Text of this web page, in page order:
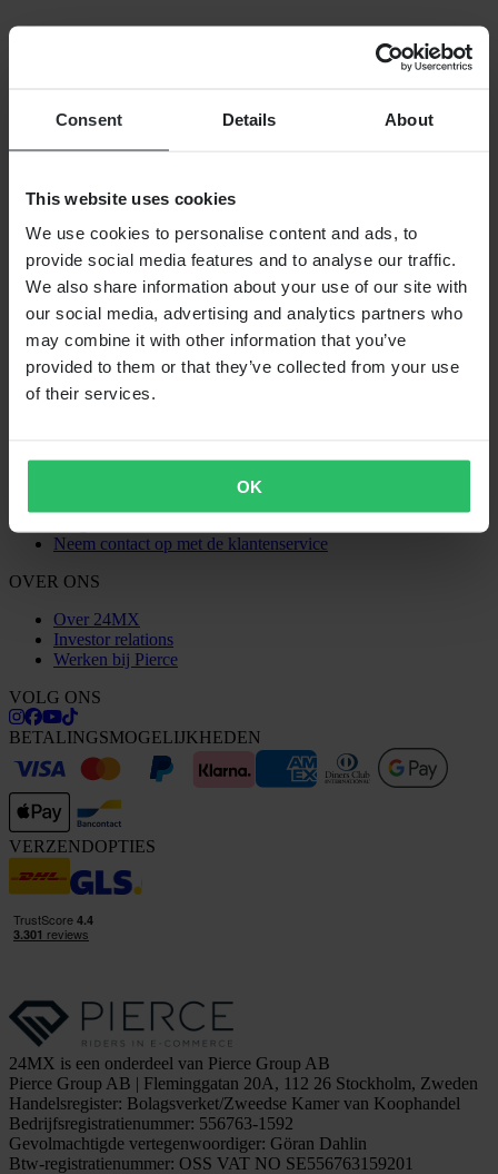
Consent Details About
This website uses cookies
We use cookies to personalise content and ads, to
provide social media features and to analyse our traffic.
We also share information about your use of our site with
our social media, advertising and analytics partners who
may combine it with other information that you’ve
provided to them or that they’ve collected from your use
of their services.
OK
24MX is een onderdeel van Pierce Group AB
Pierce Group AB | Fleminggatan 20A, 112 26 Stockholm, Zweden
Handelsregister: Bolagsverket/Zweedse Kamer van Koophandel
Gevolmachtigde vertegenwoordiger: Göran Dahlin
Btw-registratienummer: OSS VAT NO SE556763159201
SHOPPEN
Algemene Voorwaarden
Privacybeleid
Verzending & levering
Retourneren
Herroepingsrecht
Informatie over recycling
Neem contact op met de klantenservice
OVER ONS
Over 24MX
Investor relations
Werken bij Pierce
VOLG ONS
BETALINGSMOGELIJKHEDEN
VERZENDOPTIES
24MX is een onderdeel van Pierce Group AB
Pierce Group AB | Fleminggatan 20A, 112 26 Stockholm, Zweden
Handelsregister: Bolagsverket/Zweedse Kamer van Koophandel
Bedrijfsregistratienummer: 556763-1592
Gevolmachtigde vertegenwoordiger: Göran Dahlin
Btw-registratienummer: OSS VAT NO SE556763159201